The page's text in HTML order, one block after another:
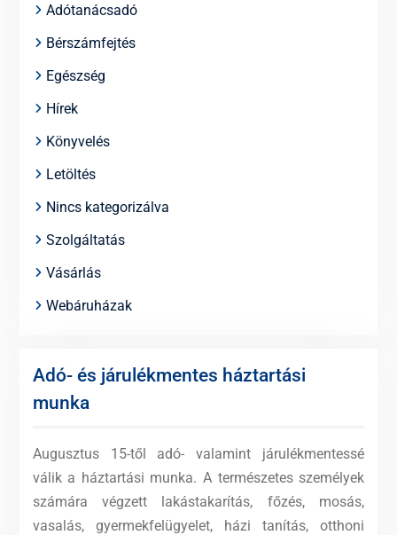
Adótanácsadó
Bérszámfejtés
Egészség
Hírek
Könyvelés
Letöltés
Nincs kategorizálva
Szolgáltatás
Vásárlás
Webáruházak
Adó- és járulékmentes háztartási
munka
Augusztus 15-től adó- valamint járulékmentessé
válik a háztartási munka. A természetes személyek
számára végzett lakástakarítás, főzés, mosás,
vasalás, gyermekfelügyelet, házi tanítás, otthoni